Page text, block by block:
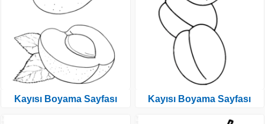
Kayısı Boyama Sayfası Kayısı Boyama Sayfası